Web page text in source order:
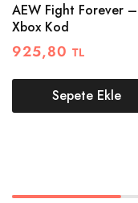
AEW Fight Forever –
Xbox Kod
925,80 TL
Sepete Ekle